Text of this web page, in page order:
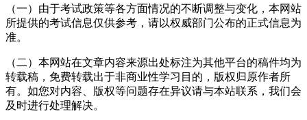
（一）由于考试政策等各方面情况的不断调整与变化，本网站
所提供的考试信息仅供参考，请以权威部门公布的正式信息为
准。
（二）本网站在文章内容来源出处标注为其他平台的稿件均为
转载稿，免费转载出于非商业性学习目的，版权归原作者所
有。如您对内容、版权等问题存在异议请与本站联系，我们会
及时进行处理解决。